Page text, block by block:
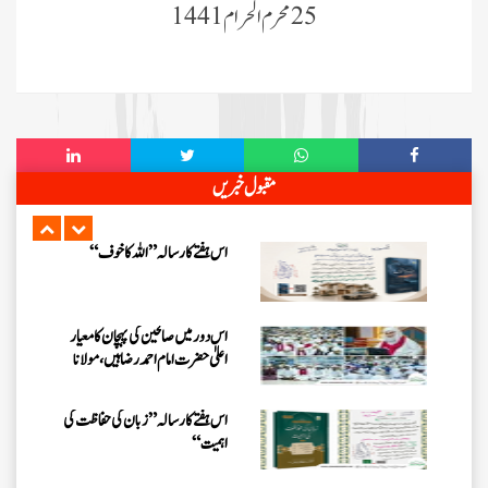
25محرم الحرام 1441
مقبول خبریں
ہیں، علامہ مولانا الیاس عطار قادری
سید مختار اشرف رضوی صاحب کی اہلیہ
کے انتقال پر امیر اہلسنت کی تعزیت
اس ہفتے کا رسالہ ”اللہ کا خوف“
اس دور میں صالحین کی پہچان کا معیار
اعلیٰ حضر ت امام احمد رضا ہیں، مولانا
اس ہفتے کا رسالہ ” زبان کی حفاظت کی
اہمیت“